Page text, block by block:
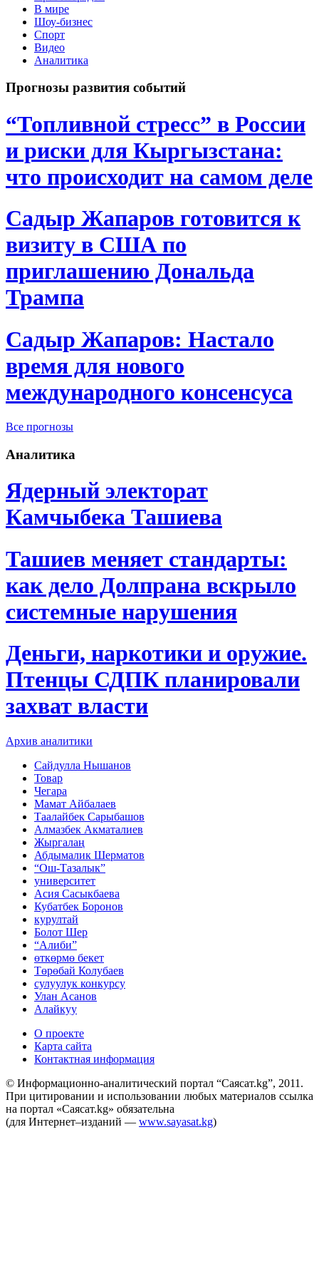
В мире
Шоу-бизнес
Спорт
Видео
Аналитика
Прогнозы развития событий
“Топливной стресс” в России
и риски для Кыргызстана:
что происходит на самом деле
Садыр Жапаров готовится к
визиту в США по
приглашению Дональда
Трампа
Садыр Жапаров: Настало
время для нового
международного консенсуса
Все прогнозы
Аналитика
Ядерный электорат
Камчыбека Ташиева
Ташиев меняет стандарты:
как дело Долпрана вскрыло
системные нарушения
Деньги, наркотики и оружие.
Птенцы СДПК планировали
захват власти
Архив аналитики
Сайдулла Нышанов
Товар
Чегара
Мамат Айбалаев
Таалайбек Сарыбашов
Алмазбек Акматалиев
Жыргалаң
Абдымалик Шерматов
“Ош-Тазалык”
университет
Асия Сасыкбаева
Кубатбек Боронов
курултай
Болот Шер
“Алиби”
өткөрмө бекет
Төрөбай Колубаев
сулуулук конкурсу
Улан Асанов
Алайкуу
О проекте
Карта сайта
Контактная информация
© Информационно-аналитический портал “Саясат.kg”, 2011.
При цитировании и использовании любых материалов ссылка
на портал «Саясат.kg» обязательна
(для Интернет–изданий — www.sayasat.kg)